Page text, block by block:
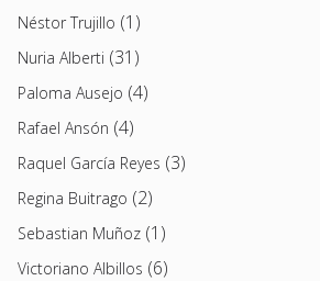
Néstor Trujillo (1)
Nuria Alberti (31)
Paloma Ausejo (4)
Rafael Ansón (4)
Raquel García Reyes (3)
Regina Buitrago (2)
Sebastian Muñoz (1)
Victoriano Albillos (6)